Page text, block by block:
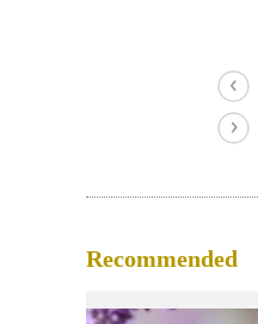
Recommended